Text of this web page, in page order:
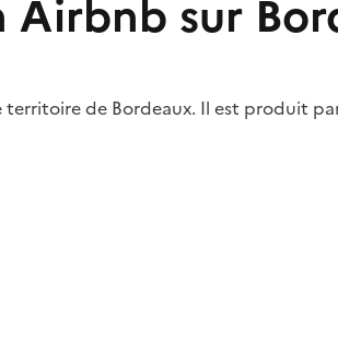
Airbnb sur
territoire de Bordeaux. Il est produit